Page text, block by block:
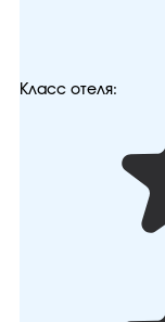
Класс отеля: